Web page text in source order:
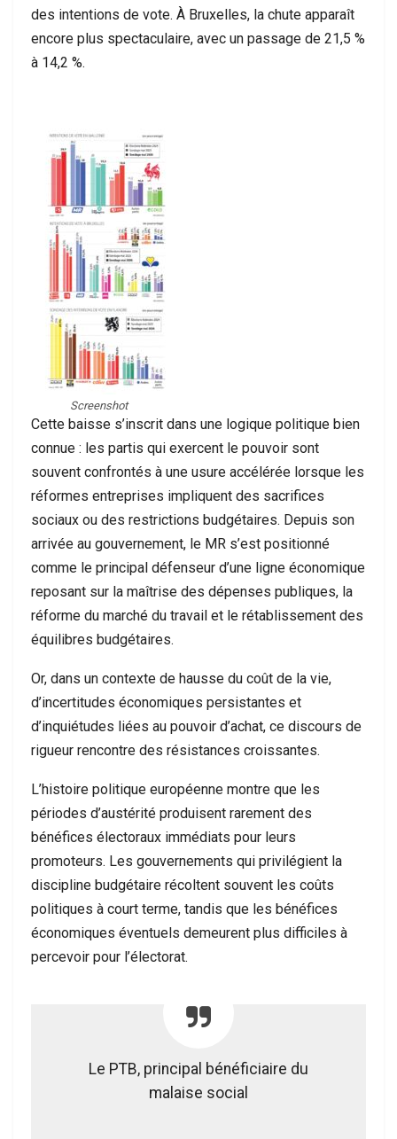
des intentions de vote. À Bruxelles, la chute apparaît
encore plus spectaculaire, avec un passage de 21,5 %
à 14,2 %.
Screenshot
Cette baisse s’inscrit dans une logique politique bien
connue : les partis qui exercent le pouvoir sont
souvent confrontés à une usure accélérée lorsque les
réformes entreprises impliquent des sacrifices
sociaux ou des restrictions budgétaires. Depuis son
arrivée au gouvernement, le MR s’est positionné
comme le principal défenseur d’une ligne économique
reposant sur la maîtrise des dépenses publiques, la
réforme du marché du travail et le rétablissement des
équilibres budgétaires.
Or, dans un contexte de hausse du coût de la vie,
d’incertitudes économiques persistantes et
d’inquiétudes liées au pouvoir d’achat, ce discours de
rigueur rencontre des résistances croissantes.
L’histoire politique européenne montre que les
périodes d’austérité produisent rarement des
bénéfices électoraux immédiats pour leurs
promoteurs. Les gouvernements qui privilégient la
discipline budgétaire récoltent souvent les coûts
politiques à court terme, tandis que les bénéfices
économiques éventuels demeurent plus difficiles à
percevoir pour l’électorat.
Le PTB, principal bénéficiaire du
malaise social